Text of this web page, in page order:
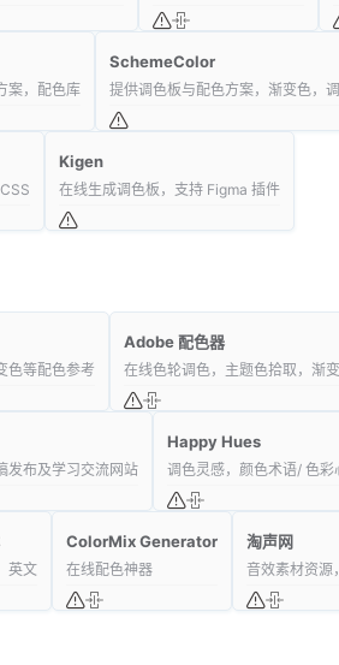
案，配色库
SchemeColor
提供调色板与配色方案，渐变色，
Kigen
在线生成调色板，支持 Figma 插件
色等配色参考
Adobe 配色器
在线色轮调色，主题色拾取，渐
发布及学习交流网站
Happy Hues
调色灵感，颜色术语/ 色彩
英文
ColorMix Generator
在线配色神器
淘声网
音效素材资源